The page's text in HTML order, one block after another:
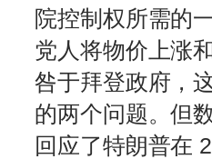
院控制权所需的
党人将物价上涨
咎于拜登政府，
的两个问题。但
回应了特朗普在